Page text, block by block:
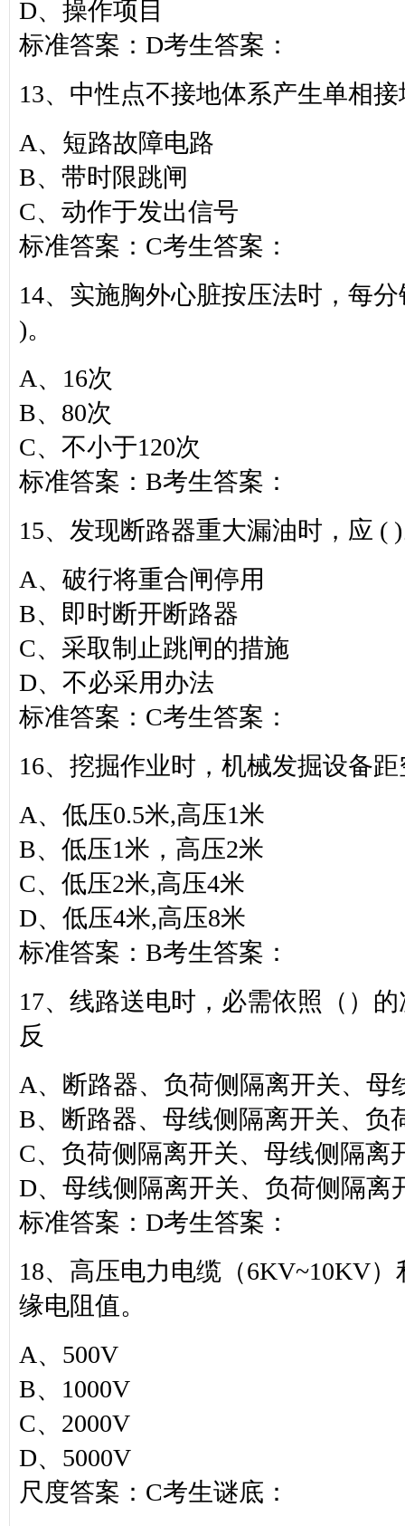
D、操作项目
标准答案：D考生答案：
13、中性点不接地体系产生单相
A、短路故障电路
B、带时限跳闸
C、动作于发出信号
标准答案：C考生答案：
14、实施胸外心脏按压法时，每
)。
A、16次
B、80次
C、不小于120次
标准答案：B考生答案：
15、发现断路器重大漏油时，应 (
A、破行将重合闸停用
B、即时断开断路器
C、采取制止跳闸的措施
D、不必采用办法
标准答案：C考生答案：
16、挖掘作业时，机械发掘设备
A、低压0.5米,高压1米
B、低压1米，高压2米
C、低压2米,高压4米
D、低压4米,高压8米
标准答案：B考生答案：
17、线路送电时，必需依照（）
反
A、断路器、负荷侧隔离开关、母
B、断路器、母线侧隔离开关、负
C、负荷侧隔离开关、母线侧隔离
D、母线侧隔离开关、负荷侧隔离
标准答案：D考生答案：
18、高压电力电缆（6KV~10KV
缘电阻值。
A、500V
B、1000V
C、2000V
D、5000V
尺度答案：C考生谜底：